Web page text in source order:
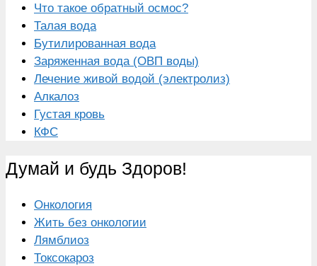
Что такое обратный осмос?
Талая вода
Бутилированная вода
Заряженная вода (ОВП воды)
Лечение живой водой (электролиз)
Алкалоз
Густая кровь
КФС
Думай и будь Здоров!
Онкология
Жить без онкологии
Лямблиоз
Токсокароз